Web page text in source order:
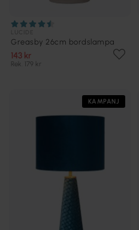
Greasby 26cm bordslampa
143 kr
Rek. 179 kr
KAMPANJ